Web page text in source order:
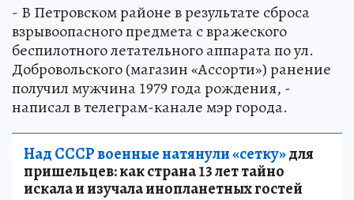
- В Петровском районе в результате сброса
взрывоопасного предмета с вражеского
беспилотного летательного аппарата по ул.
Добровольского (магазин «Ассорти») ранение
получил мужчина 1979 года рождения, -
написал в телеграм-канале мэр города.
Над СССР военные натянули «сетку»для
пришельцев: как страна 13 лет тайно
искала и изучала инопланетных гостей